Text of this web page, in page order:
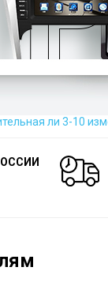
ли 3-10